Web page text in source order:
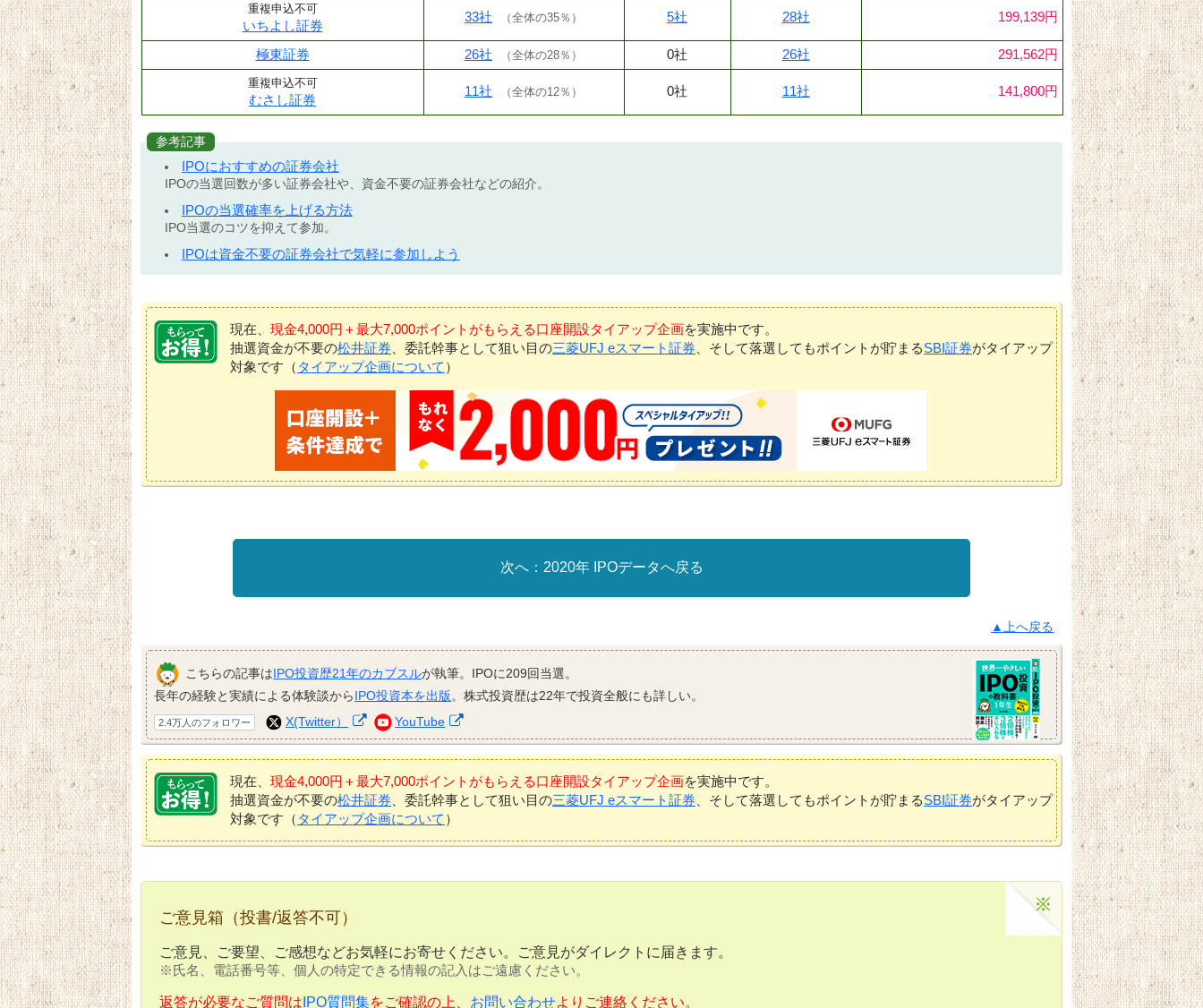
重複申込不可
いちよし証券
33社 （全体の35％ ） 5社 28社 199,139円
極東証券 26社 （全体の28％ ） 0社 26社 291,562円
重複申込不可
むさし証券
11社 （全体の12％ ） 0社 11社 141,800円
参考記事
IPOにおすすめの証券会社
IPOの当選回数が多い証券会社や、資金不要の証券会社などの紹介。
IPOの当選確率を上げる方法
IPO当選のコツを抑えて参加。
IPOは資金不要の証券会社で気軽に参加しよう
現在、 現金4,000円＋最大7,000ポイントがもらえる口座開設タイアップ企画を実施中です。
抽選資金が不要の松井証券 、委託幹事として狙い目の三菱UFJ eスマート証券 、そして落選してもポイントが貯まるSBI証券がタイアップ
対象です（ タイアップ企画について ）
2020年 IPOデータへ戻る
▲上へ戻る
こちらの記事はIPO投資歴21年のカブスルが執筆。IPOに209回当選。
長年の経験と実績による体験談からIPO投資本を出版。株式投資歴は22年で投資全般にも詳しい。
2.4万人のフォロワー X(Twitter） YouTube
現在、 現金4,000円＋最大7,000ポイントがもらえる口座開設タイアップ企画を実施中です。
抽選資金が不要の松井証券 、委託幹事として狙い目の三菱UFJ eスマート証券 、そして落選してもポイントが貯まるSBI証券がタイアップ
対象です（ タイアップ企画について ）
ご意見箱（投書/返答不可）
ご意見、ご要望、ご感想などお気軽にお寄せください。ご意見がダイレクトに届きます。
※氏名、電話番号等、個人の特定できる情報の記入はご遠慮ください。
返答が必要なご質問は IPO質問集をご確認の上、 お問い合わせよりご連絡ください。